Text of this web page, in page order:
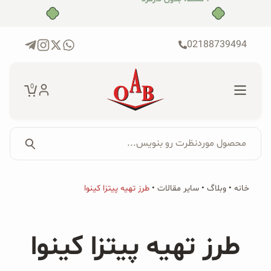
02188739494
0
برای:
جستجو...
پکیج‌ها
محصولات ارگانیک
محصول موردنظرت رو بنویس...
خانه • وبلاگ • سایر مقالات • طرز تهیه پیتزا کینوا
طرز تهیه پیتزا کینوا